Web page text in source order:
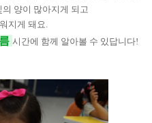
양이 많아지게 되고
지게 돼요.
시간에 함께 알아볼 수 있답니다!